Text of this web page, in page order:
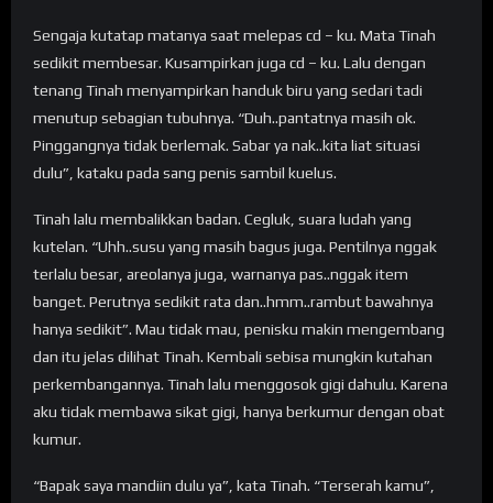
Sengaja kutatap matanya saat melepas cd – ku. Mata Tinah
sedikit membesar. Kusampirkan juga cd – ku. Lalu dengan
tenang Tinah menyampirkan handuk biru yang sedari tadi
menutup sebagian tubuhnya. “Duh..pantatnya masih ok.
Pinggangnya tidak berlemak. Sabar ya nak..kita liat situasi
dulu”, kataku pada sang penis sambil kuelus.
Tinah lalu membalikkan badan. Cegluk, suara ludah yang
kutelan. “Uhh..susu yang masih bagus juga. Pentilnya nggak
terlalu besar, areolanya juga, warnanya pas..nggak item
banget. Perutnya sedikit rata dan..hmm..rambut bawahnya
hanya sedikit”. Mau tidak mau, penisku makin mengembang
dan itu jelas dilihat Tinah. Kembali sebisa mungkin kutahan
perkembangannya. Tinah lalu menggosok gigi dahulu. Karena
aku tidak membawa sikat gigi, hanya berkumur dengan obat
kumur.
“Bapak saya mandiin dulu ya”, kata Tinah. “Terserah kamu”,